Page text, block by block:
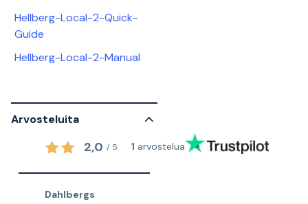
Hellberg-Local-2-Quick-
Guide
Hellberg-Local-2-Manual
Arvosteluita
2,0 / 5 1 arvostelua
Dahlbergs